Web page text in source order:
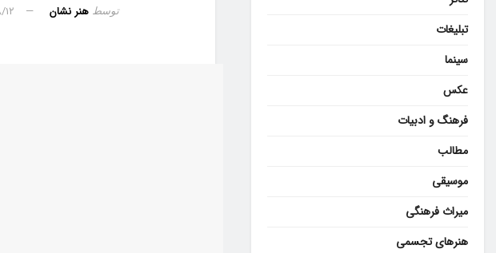
توسط هنر نشان
تبلیغات
سینما
عکس
فرهنگ و ادبیات
مطالب
موسیقی
میراث فرهنگی
هنرهای تجسمی